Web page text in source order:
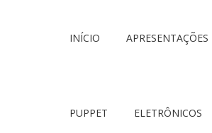
INÍCIO APRESENTAÇÕES
PUPPET ELETRÔNICOS